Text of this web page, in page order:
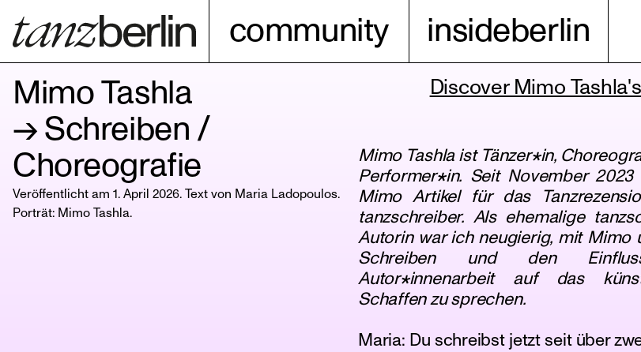
community insideberlin
Mimo Tashla
→ Schreiben /
Choreografie
Veröffentlicht am 1. April 2026. Text von Maria Ladopoulos.
Porträt: Mimo Tashla.
Discover Mimo
Mimo Tashla ist Tänzer*in,
Performer*in. Seit November 2023
Mimo Artikel für das
tanzschreiber. Als ehemalige
Autorin war ich neugierig, mit Mimo
Schreiben und den
Autor*innenarbeit auf das
Schaffen zu sprechen.
Maria: Du schreibst jetzt seit über